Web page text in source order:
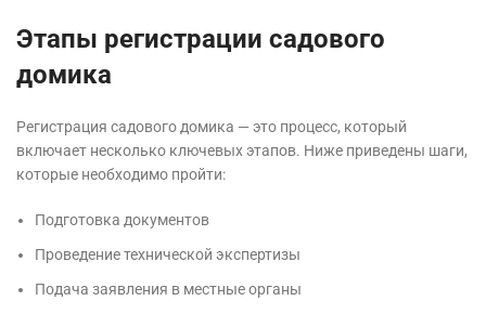
Этапы регистрации садового
домика
Регистрация садового домика — это процесс, который
включает несколько ключевых этапов. Ниже приведены шаги,
которые необходимо пройти:
Подготовка документов
Проведение технической экспертизы
Подача заявления в местные органы